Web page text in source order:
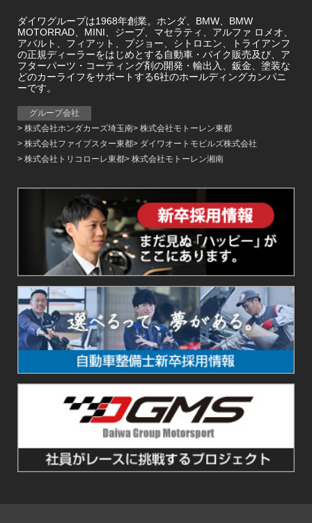
ダイワグループは1968年創業。ホンダ、BMW、BMW
MOTORRAD、MINI、ジープ、マセラティ、アルファ ロメオ、
アバルト、フィアット、プジョー、シトロエン、トライアンフ
の正規ディーラーをはじめとする自動車・バイク販売及び、ア
フターパーツ・コーティング剤の開発・輸出入、鈑金、塗装な
どのカーライフをサポートする6社のホールディングカンパニ
ーです。
グループ会社
株式会社ホンダカーズ埼玉南
株式会社モトーレン東都
株式会社ファイブスター東都
ダイワオートモビルズ株式会社
株式会社トリコローレ東都
株式会社モトーレン湘南